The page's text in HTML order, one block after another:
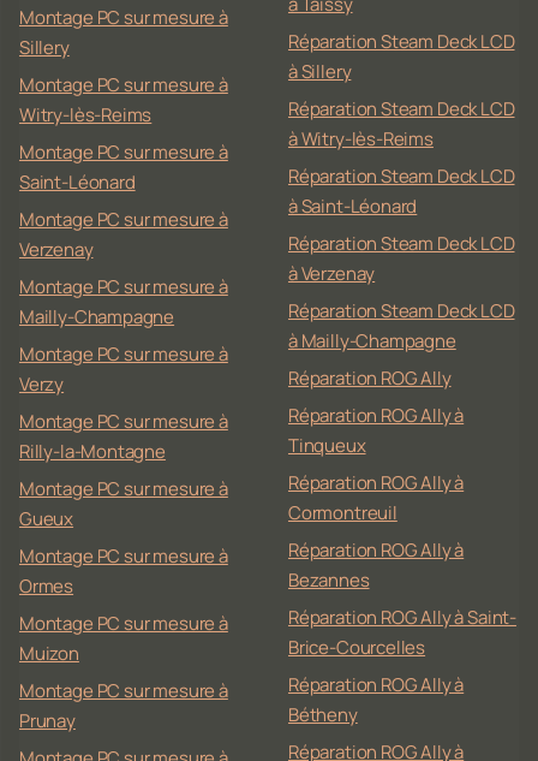
Montage PC sur mesure à
Sillery
Montage PC sur mesure à
Witry-lès-Reims
Montage PC sur mesure à
Saint-Léonard
Montage PC sur mesure à
Verzenay
Montage PC sur mesure à
Mailly-Champagne
Montage PC sur mesure à
Verzy
Montage PC sur mesure à
Rilly-la-Montagne
Montage PC sur mesure à
Gueux
Montage PC sur mesure à
Ormes
Montage PC sur mesure à
Muizon
Montage PC sur mesure à
Prunay
Réparation Steam Deck LCD
à Sillery
Réparation Steam Deck LCD
à Witry-lès-Reims
Réparation Steam Deck LCD
à Saint-Léonard
Réparation Steam Deck LCD
à Verzenay
Réparation Steam Deck LCD
à Mailly-Champagne
Réparation ROG Ally
Réparation ROG Ally à
Tinqueux
Réparation ROG Ally à
Cormontreuil
Réparation ROG Ally à
Bezannes
Réparation ROG Ally à Saint-
Brice-Courcelles
Réparation ROG Ally à
Bétheny
Réparation ROG Ally à